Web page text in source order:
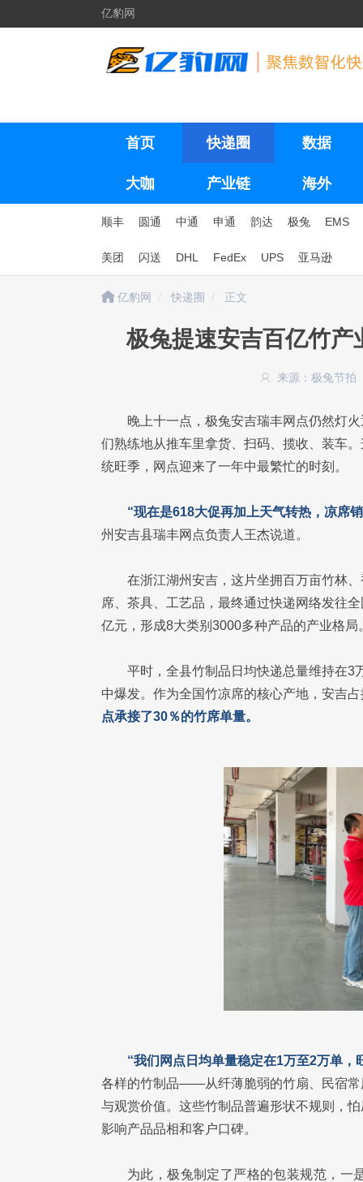
亿豹网
首页 快递圈 数据
大咖 产业链 海外
顺丰 圆通 中通 申通 韵达 极兔 EMS
美团 闪送 DHL FedEx UPS 亚马逊
亿豹网 快递圈 正文
极兔提速安吉百亿竹
来源：极兔节拍
晚上十一点，极兔安吉瑞丰网点仍然灯
们熟练地从推车里拿货、扫码、揽收、装车
统旺季，网点迎来了一年中最繁忙的时刻。
“现在是618大促再加上天气转热，凉席
州安吉县瑞丰网点负责人王杰说道。
在浙江湖州安吉，这片坐拥百万亩竹林
席、茶具、工艺品，最终通过快递网络发往
亿元，形成8大类别3000多种产品的产业格局
平时，全县竹制品日均快递总量维持在3
中爆发。作为全国竹凉席的核心产地，安吉
点承接了30％的竹席单量。
“我们网点日均单量稳定在1万至2万单，
各样的竹制品——从纤薄脆弱的竹扇、民宿常
与观赏价值。这些竹制品普遍形状不规则，
影响产品品相和客户口碑。
为此，极兔制定了严格的包装规范，一